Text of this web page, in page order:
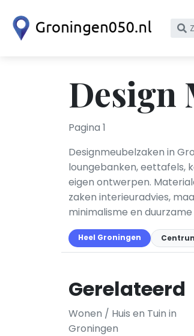
Design
Pagina 1
Designmeubelzaken in
loungebanken, eettafels,
eigen ontwerpen.
zaken interieuradvies,
minimalisme en
Heel Groningen
Gerelateerd
Wonen / Huis en Tuin in
Groningen